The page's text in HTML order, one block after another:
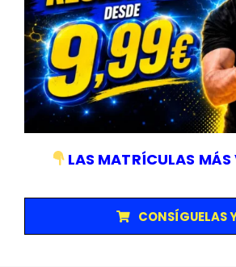
Empresa sujeta a normativa ISO
Alfombrillas
LAS MATRÍCULAS MÁS
CONSÍGUELAS